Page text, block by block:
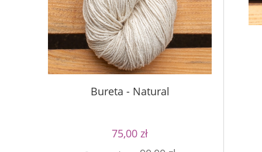
Bureta - Natural
75,00 zł